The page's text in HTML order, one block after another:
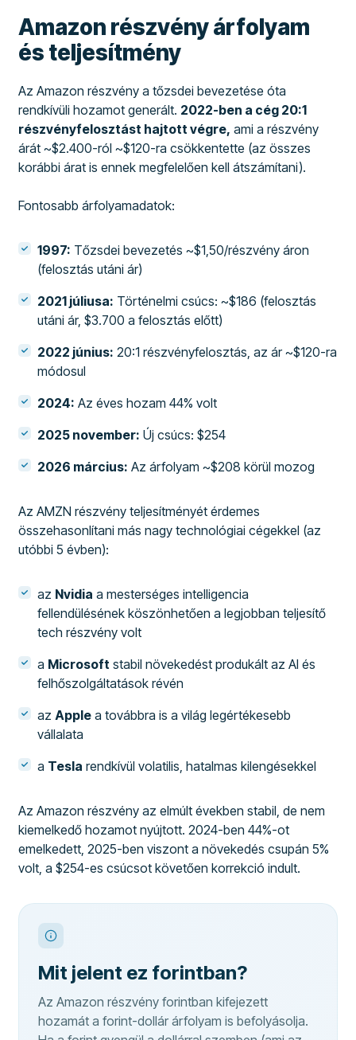
Amazon részvény árfolyam
és teljesítmény
Az Amazon részvény a tőzsdei bevezetése óta
rendkívüli hozamot generált. 2022-ben a cég 20:1
részvényfelosztást hajtott végre, ami a részvény
árát ~$2.400-ról ~$120-ra csökkentette (az összes
korábbi árat is ennek megfelelően kell átszámítani).
Fontosabb árfolyamadatok:
1997: Tőzsdei bevezetés ~$1,50/részvény áron
(felosztás utáni ár)
2021 júliusa: Történelmi csúcs: ~$186 (felosztás
utáni ár, $3.700 a felosztás előtt)
2022 június: 20:1 részvényfelosztás, az ár ~$120-ra
módosul
2024: Az éves hozam 44% volt
2025 november: Új csúcs: $254
2026 március: Az árfolyam ~$208 körül mozog
Az AMZN részvény teljesítményét érdemes
összehasonlítani más nagy technológiai cégekkel (az
utóbbi 5 évben):
az Nvidia a mesterséges intelligencia
fellendülésének köszönhetően a legjobban teljesítő
tech részvény volt
a Microsoft stabil növekedést produkált az AI és
felhőszolgáltatások révén
azApple a továbbra is a világ legértékesebb
vállalata
a Tesla rendkívül volatilis, hatalmas kilengésekkel
Az Amazon részvény az elmúlt években stabil, de nem
kiemelkedő hozamot nyújtott. 2024-ben 44%-ot
emelkedett, 2025-ben viszont a növekedés csupán 5%
volt, a $254-es csúcsot követően korrekció indult.
Mit jelent ez forintban?
Az Amazon részvény forintban kifejezett
hozamát a forint-dollár árfolyam is befolyásolja.